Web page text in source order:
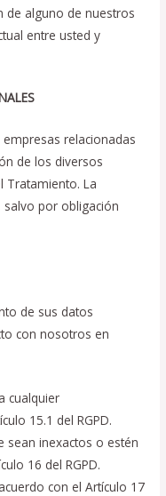
de alguno de nuestros
entre usted y
relacionadas
de los diversos
Tratamiento. La
por obligación
de sus datos
con nosotros en
cualquier
15.1 del RGPD.
sean inexactos o estén
16 del RGPD.
con el Artículo 17